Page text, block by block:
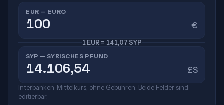
EUR — EURO
€
1 EUR = 141,07 SYP
SYP — SYRISCHES PFUND
£S
Interbanken-Mittelkurs, ohne Gebühren. Beide Felder sind
editierbar.